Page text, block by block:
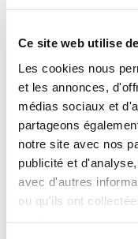
Ce site web utilise
Les cookies nous
et les annonces,
médias sociaux et
partageons
notre site avec nos
publicité et
avec d'autres
ou qu'ils ont
Terrasse
Environnement
Etat du bien
Type de chauffage
Nombre
d'emplacements à
l'extérieur